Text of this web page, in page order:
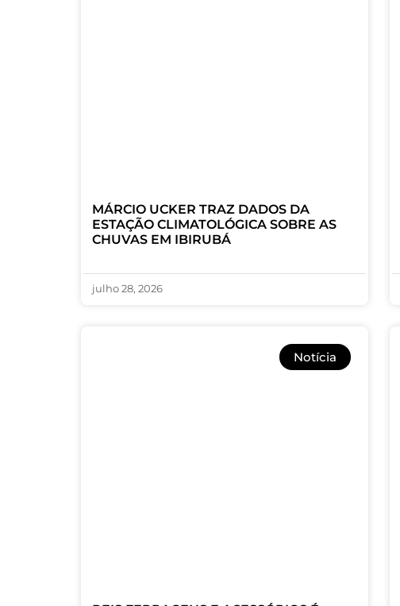
MÁRCIO UCKER TRAZ DADOS DA
ESTAÇÃO CLIMATOLÓGICA SOBRE AS
CHUVAS EM IBIRUBÁ
julho 28, 2026
Notícia